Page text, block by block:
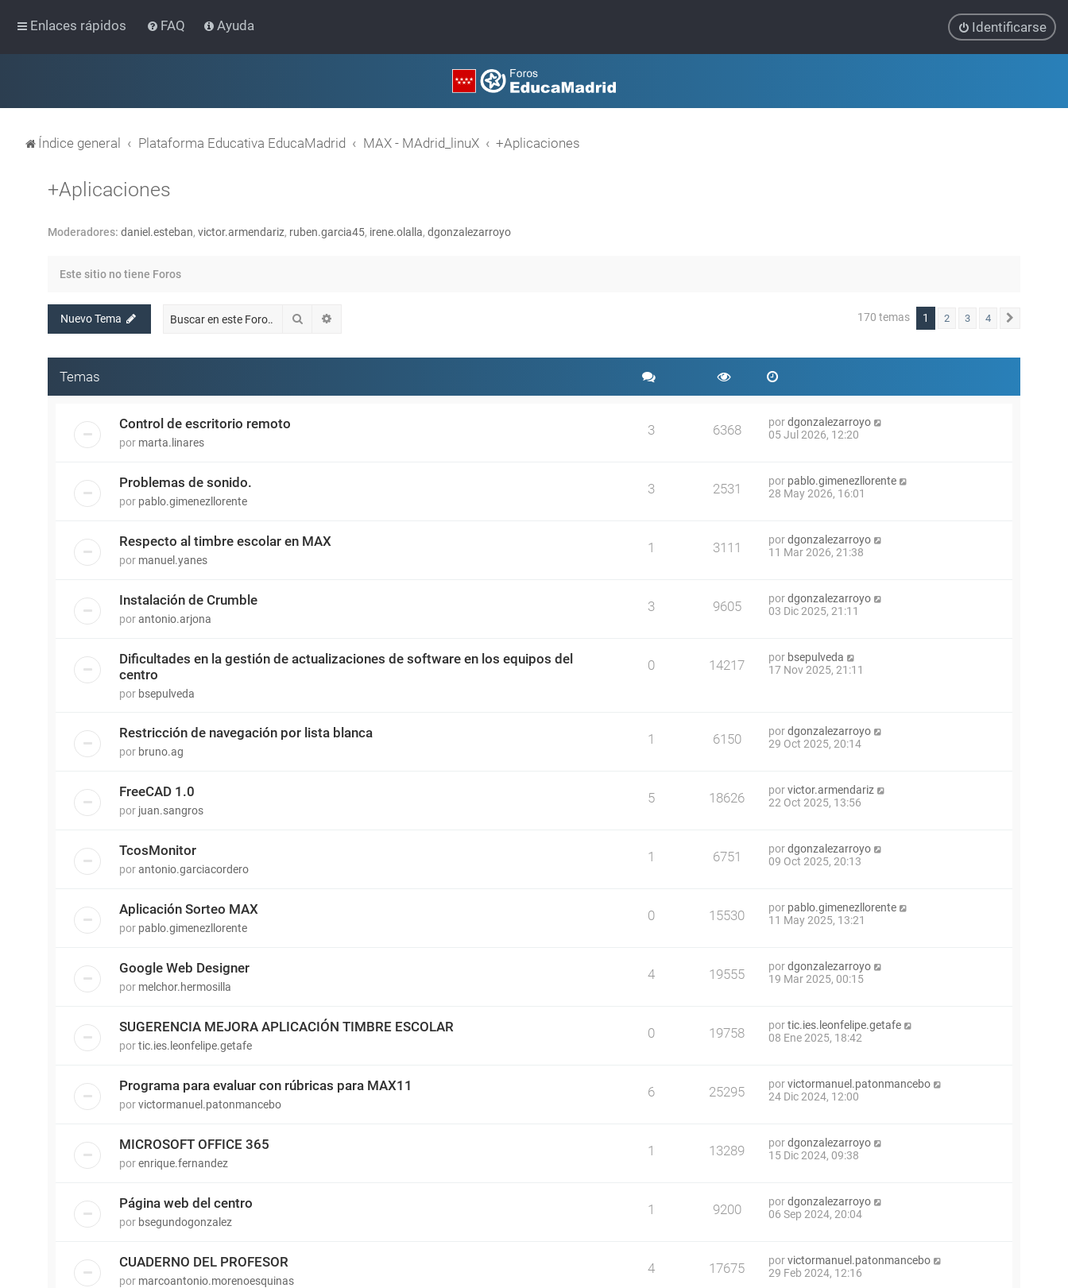
Enlaces rápidos FAQ Ayuda Identificarse
Índice general Plataforma Educativa EducaMadrid MAX - MAdrid_linuX +Aplicaciones
+Aplicaciones
Moderadores: daniel.esteban, victor.armendariz, ruben.garcia45, irene.olalla, dgonzalezarroyo
Este sitio no tiene Foros
Nuevo Tema Buscar 170 temas 1 2 3 4
Temas
Control de escritorio remoto
por marta.linares
3 6368 pordgonzalezarroyo
05 Jul 2026, 12:20
Problemas de sonido.
por pablo.gimenezllorente
3 2531 por pablo.gimenezllorente
28 May 2026, 16:01
Respecto al timbre escolar en MAX
por manuel.yanes
1 3111 pordgonzalezarroyo
11 Mar 2026, 21:38
Instalación de Crumble
porantonio.arjona
3 9605 pordgonzalezarroyo
03 Dic 2025, 21:11
Dificultades en la gestión de actualizaciones de software en los equipos del
centro
por bsepulveda
0 14217 por bsepulveda
17 Nov 2025, 21:11
Restricción de navegación por lista blanca
por bruno.ag
1 6150 pordgonzalezarroyo
29 Oct 2025, 20:14
FreeCAD 1.0
por juan.sangros
5 18626 porvictor.armendariz
22 Oct 2025, 13:56
TcosMonitor
porantonio.garciacordero
1 6751 pordgonzalezarroyo
09 Oct 2025, 20:13
Aplicación Sorteo MAX
por pablo.gimenezllorente
0 15530 por pablo.gimenezllorente
11 May 2025, 13:21
Google Web Designer
por melchor.hermosilla
4 19555 pordgonzalezarroyo
19 Mar 2025, 00:15
SUGERENCIA MEJORA APLICACIÓN TIMBRE ESCOLAR
portic.ies.leonfelipe.getafe
0 19758 portic.ies.leonfelipe.getafe
08 Ene 2025, 18:42
Programa para evaluar con rúbricas para MAX11
porvictormanuel.patonmancebo
6 25295 porvictormanuel.patonmancebo
24 Dic 2024, 12:00
MICROSOFT OFFICE 365
porenrique.fernandez
1 13289 pordgonzalezarroyo
15 Dic 2024, 09:38
Página web del centro
por bsegundogonzalez
1 9200 pordgonzalezarroyo
06 Sep 2024, 20:04
CUADERNO DEL PROFESOR
por marcoantonio.morenoesquinas
4 17675 porvictormanuel.patonmancebo
29 Feb 2024, 12:16